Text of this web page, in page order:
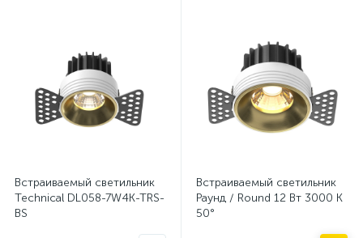
Встраиваемый светильник
Technical DL058-7W4K-TRS-
BS
Встраиваемый светильник
Раунд / Round 12 Вт 3000 К
50°